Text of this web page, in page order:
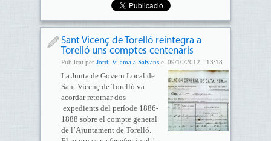
Sant Vicenç de Torelló reintegra a
Torelló uns comptes centenaris
Publicat per Jordi Vilamala Salvansel 09/10/2012 - 13:18
La Junta de Govern Local de
Sant Vicenç de Torelló va
acordar retornar dos
expedients del període 1886-
1888 sobre el compte general
de l’Ajuntament de Torelló.